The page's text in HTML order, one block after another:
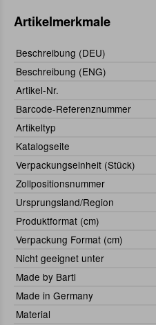
Artikelmerkmale
Beschreibung (DEU)
Beschreibung (ENG)
Artikel-Nr.
Barcode-Referenznummer
Artikeltyp
Katalogseite
Verpackungseinheit (Stück)
Zollpositionsnummer
Ursprungsland/Region
Produktformat (cm)
Verpackung Format (cm)
Nicht geeignet unter
Made by Bartl
Made in Germany
Material